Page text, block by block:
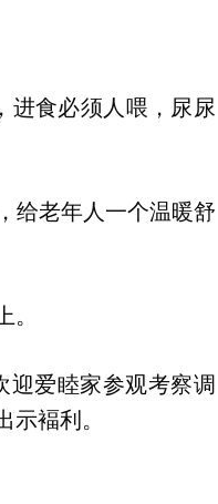
进食必须人喂，尿尿
给老年人一个温暖舒
迎爱睦家参观考察调
褔利。